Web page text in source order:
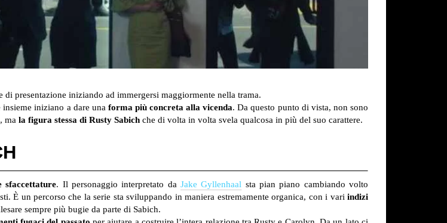
di presentazione iniziando ad immergersi maggiormente nella trama.
iniziano a dare una forma più concreta alla vicenda. Da questo punto di vista, non sono
ma la figura stessa di Rusty Sabich che di volta in volta svela qualcosa in più del suo carattere.
sfaccettature. Il personaggio interpretato daJake Gyllenhaal sta pian piano cambiando volto
È un percorso che la serie sta sviluppando in maniera estremamente organica, con i vari indizi
sempre più bugie da parte di Sabich.